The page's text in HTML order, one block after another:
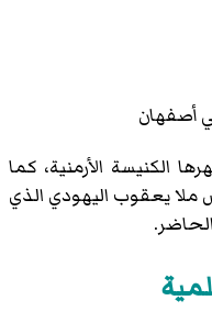
أصفهان
الكنيسة الأرمنية، كما
ملا يعقوب اليهودي الذي